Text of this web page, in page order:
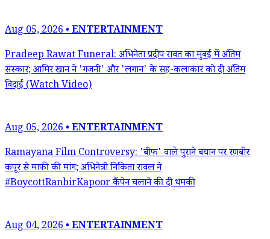
Aug 05, 2026 •ENTERTAINMENT
Pradeep Rawat Funeral: अभिनेता प्रदीप रावत का मुंबई में अंतिम
संस्कार; आमिर खान ने 'गजनी' और 'लगान' के सह-कलाकार को दी अंतिम
विदाई (Watch Video)
Aug 05, 2026 •ENTERTAINMENT
Ramayana Film Controversy: 'बीफ' वाले पुराने बयान पर रणबीर
कपूर से माफी की मांग; अभिनेत्री निकिता रावल ने
#BoycottRanbirKapoor कैंपेन चलाने की दी धमकी
Aug 04, 2026 •ENTERTAINMENT